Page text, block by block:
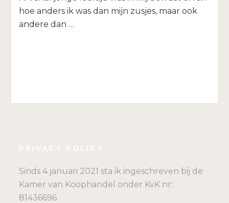
hoe anders ik was dan mijn zusjes, maar ook
andere dan …
PRIVACY POLICY
Sinds 4 januari 2021 sta ik ingeschreven bij de
Kamer van Koophandel onder KvK nr:
81436696